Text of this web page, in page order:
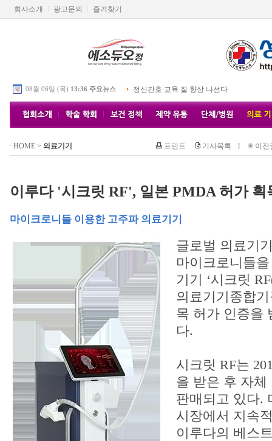
회사소개 광고문의 즐겨찾기
08월 06일 (목) 13:36 주요뉴스 정신간호 교육 질 향상 나선다
HOME> 의료기기 프린트 기사목록 l 이전
이루다 '시크릿 RF', 일본 PMDA 허가 획
마이크로니들 이용한 고주파 의료기기
글로벌 의료기
마이크로니들
기기 ‘시크릿
의료기기종합
목 허가 인증을
다.
시크릿 RF는
을 받은 후 자
판매되고 있다.
시장에서 지속
이루다의 베스